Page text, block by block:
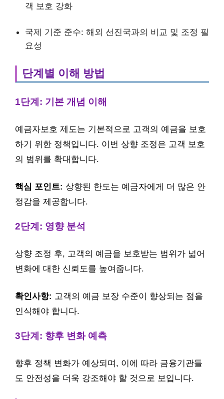
객 보호 강화
국제 기준 준수: 해외 선진국과의 비교 및 조정 필
요성
단계별 이해 방법
1단계: 기본 개념 이해
예금자보호 제도는 기본적으로 고객의 예금을 보호
하기 위한 정책입니다. 이번 상향 조정은 고객 보호
의 범위를 확대합니다.
핵심 포인트: 상향된 한도는 예금자에게 더 많은 안
정감을 제공합니다.
2단계: 영향 분석
상향 조정 후, 고객의 예금을 보호받는 범위가 넓어
변화에 대한 신뢰도를 높여줍니다.
확인사항: 고객의 예금 보장 수준이 향상되는 점을
인식해야 합니다.
3단계: 향후 변화 예측
향후 정책 변화가 예상되며, 이에 따라 금융기관들
도 안전성을 더욱 강조해야 할 것으로 보입니다.